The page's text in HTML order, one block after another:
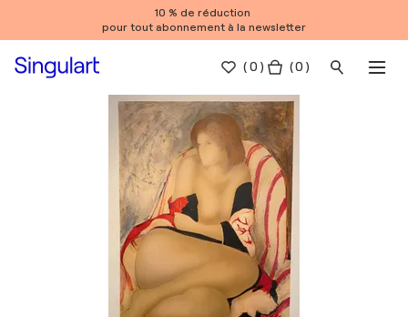
10 % de réduction
pour tout abonnement à la newsletter
(0 ) ( 0 )